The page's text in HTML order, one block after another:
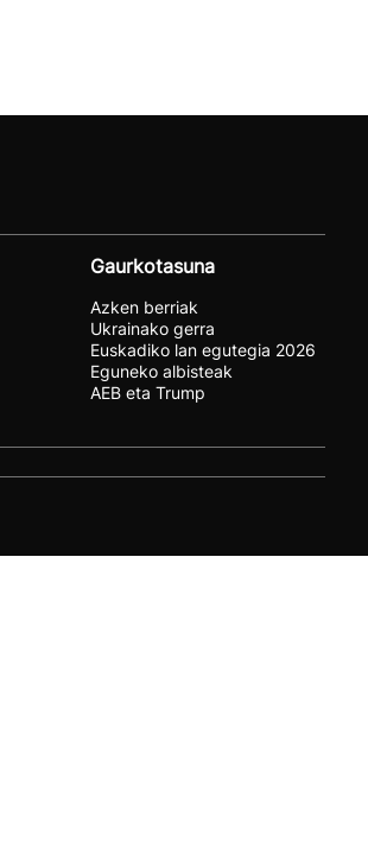
Gaurkotasuna
Azken berriak
Ukrainako gerra
Euskadiko lan egutegia 2026
Eguneko albisteak
AEB eta Trump